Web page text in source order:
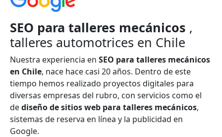
SEO para talleres mecánicos ,
talleres automotrices en Chile
Nuestra experiencia en SEO para talleres mecánicos
en Chile, nace hace casi 20 años. Dentro de este
tiempo hemos realizado proyectos digitales para
diversas empresas del rubro, con servicios como el
dediseño de sitios web para talleres mecánicos,
sistemas de reserva en línea y la publicidad en
Google.